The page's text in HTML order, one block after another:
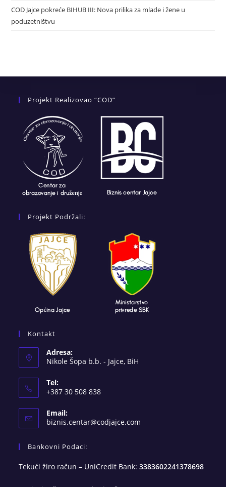
COD Jajce pokreće BIHUB III: Nova prilika za mlade i žene u
poduzetništvu
Projekt Realizovao “COD”
Projekt Podržali:
Kontakt
Adresa:
Nikole Šopa b.b. - Jajce, BiH
Tel:
+387 30 508 838
Email:
biznis.centar@codjajce.com
Bankovni Podaci:
Tekući žiro račun – UniCredit Bank:3383602241378698